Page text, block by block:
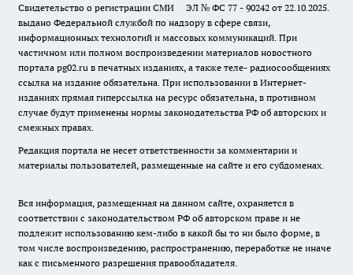
Свидетельство о регистрации СМИ ЭЛ № ФС 77 - 90242 от 22.10.2025.
выдано Федеральной службой по надзору в сфере связи,
информационных технологий и массовых коммуникаций. При
частичном или полном воспроизведении материалов новостного
портала pg02.ru в печатных изданиях, а также теле- радиосообщениях
ссылка на издание обязательна. При использовании в Интернет-
изданиях прямая гиперссылка на ресурс обязательна, в противном
случае будут применены нормы законодательства РФ об авторских и
смежных правах.
Редакция портала не несет ответственности за комментарии и
материалы пользователей, размещенные на сайте и его субдоменах.
Вся информация, размещенная на данном сайте, охраняется в
соответствии с законодательством РФ об авторском праве и не
подлежит использованию кем-либо в какой бы то ни было форме, в
том числе воспроизведению, распространению, переработке не иначе
как с письменного разрешения правообладателя.